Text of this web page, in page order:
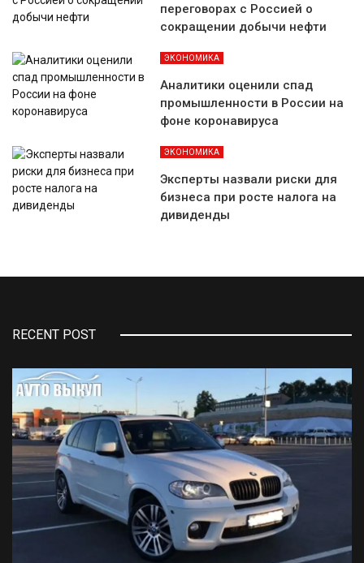
переговорах с Россией о
сокращении добычи нефти
ЭКОНОМИКА
Аналитики оценили спад
промышленности в России на
фоне коронавируса
ЭКОНОМИКА
Эксперты назвали риски для
бизнеса при росте налога на
дивиденды
RECENT POST